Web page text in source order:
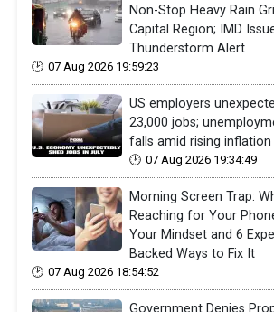
Non-Stop Heavy Rain
Capital Region; IMD
Thunderstorm Alert
07 Aug 2026 19:59:23
US employers
23,000 jobs;
falls amid rising inflation
07 Aug 2026 19:34:49
Morning Screen Trap:
Reaching for Your
Your Mindset and 6
Backed Ways to Fix It
07 Aug 2026 18:54:52
Government Denies